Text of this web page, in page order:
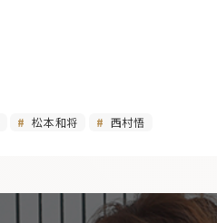
松本和将 西村悟